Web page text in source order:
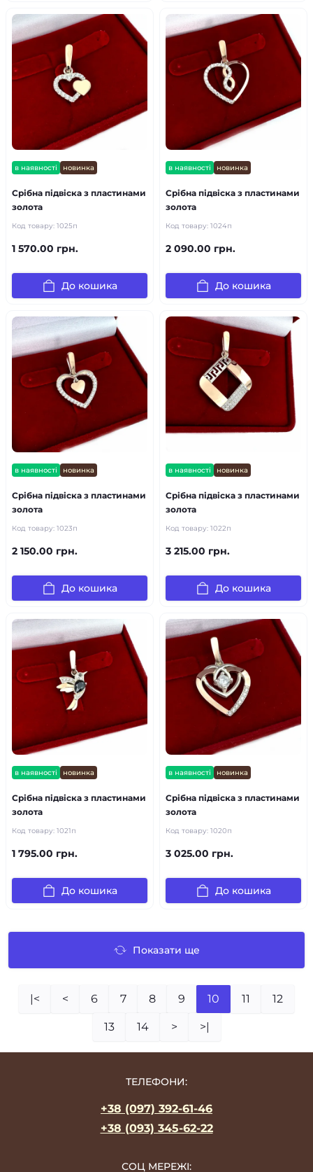
в наявності новинка
Срібна підвіска з пластинами
золота
Код товару: 1025п
1 570.00 грн.
До кошика
в наявності новинка
Срібна підвіска з пластинами
золота
Код товару: 1024п
2 090.00 грн.
До кошика
в наявності новинка
Срібна підвіска з пластинами
золота
Код товару: 1023п
2 150.00 грн.
До кошика
в наявності новинка
Срібна підвіска з пластинами
золота
Код товару: 1022п
3 215.00 грн.
До кошика
в наявності новинка
Срібна підвіска з пластинами
золота
Код товару: 1021п
1 795.00 грн.
До кошика
в наявності новинка
Срібна підвіска з пластинами
золота
Код товару: 1020п
3 025.00 грн.
До кошика
Показати ще
|< < 6 7 8 9 10 11 12
13 14 > >|
ТЕЛЕФОНИ:
+38 (097) 392-61-46
+38 (093) 345-62-22
СОЦ МЕРЕЖІ: